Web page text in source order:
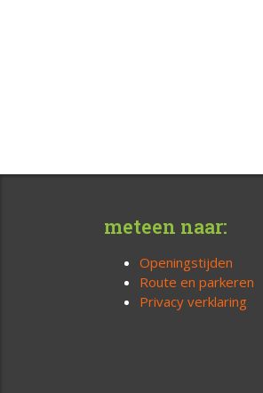
meteen naar:
Openingstijden
Route en parkeren
Privacy verklaring